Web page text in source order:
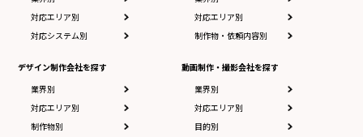
対応エリア別
対応システム別
デザイン制作会社を探す
業界別
対応エリア別
制作物別
対応エリア別
制作物・依頼内容別
動画制作・撮影会社を探す
業界別
対応エリア別
目的別